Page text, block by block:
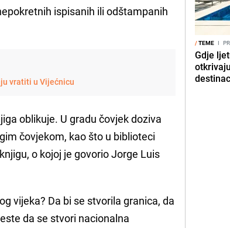
ispisanih ili odštampanih
vratiti u Vijećnicu
oblikuje. U gradu čovjek doziva
čovjekom, kao što u biblioteci
o kojoj je govorio Jorge Luis
vijeka? Da bi se stvorila granica, da
da se stvori nacionalna
/TEME I
Gdje